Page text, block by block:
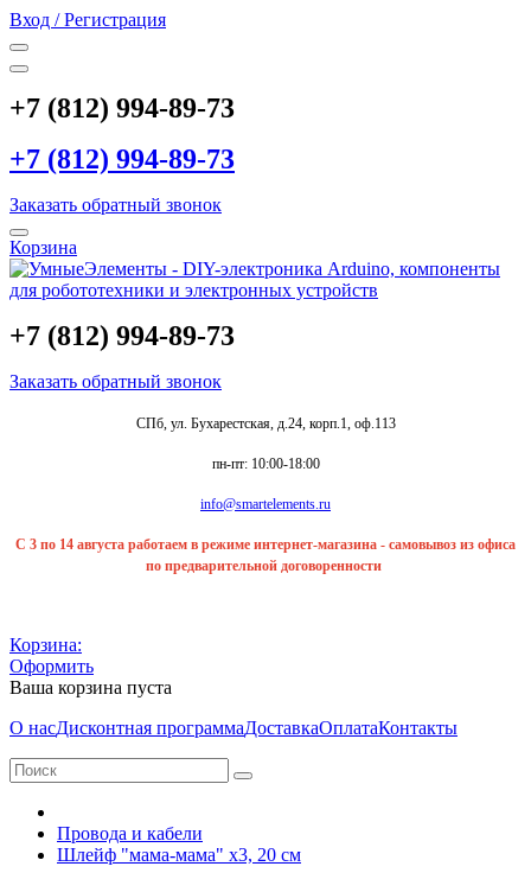
Вход / Регистрация
+7 (812) 994-89-73
+7 (812) 994-89-73
Заказать обратный звонок
Корзина
+7 (812) 994-89-73
Заказать обратный звонок
СПб, ул. Бухарестская, д.24, корп.1, оф.113
пн-пт: 10:00-18:00
info@smartelements.ru
С 3 по 14 августа работаем в режиме интернет-магазина - самовывоз из офиса
по предварительной договоренности
Корзина:
Оформить
Ваша корзина пуста
О насДисконтная программаДоставкаОплатаКонтакты
Провода и кабели
Шлейф "мама-мама" х3, 20 см